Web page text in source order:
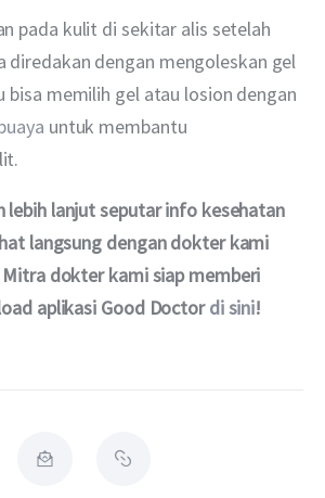
pada kulit di sekitar alis setelah
diredakan dengan mengoleskan gel
bisa memilih gel atau losion dengan
untuk membantu
lebih lanjut seputar info kesehatan
langsung dengan dokter kami
dokter kami siap memberi
aplikasi Good Doctor di sini!